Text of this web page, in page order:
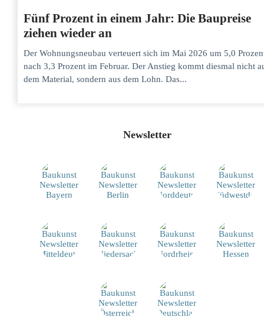
Fünf Prozent in einem Jahr: Die Baupreise
ziehen wieder an
Der Wohnungsneubau verteuert sich im Mai 2026 um 5,0
nach 3,3 Prozent im Februar. Der Anstieg kommt diesmal nicht
dem Material, sondern aus dem Lohn. Das...
Newsletter